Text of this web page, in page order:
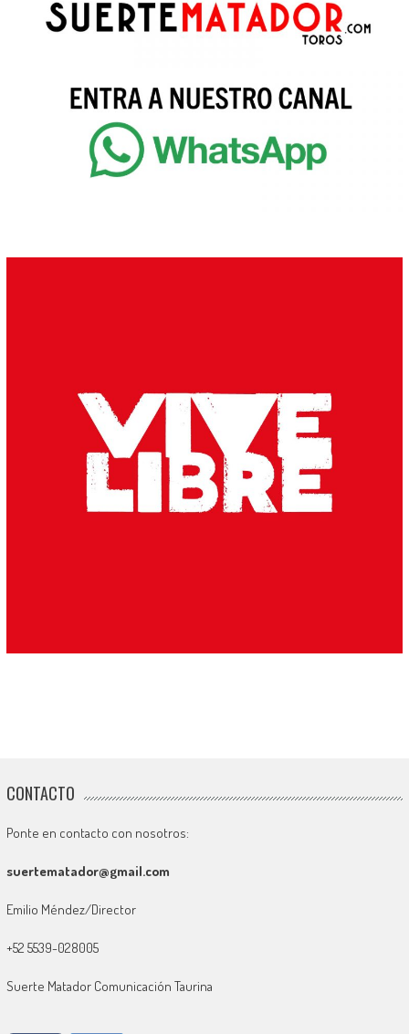
CONTACTO
Ponte en contacto con nosotros:
suertematador@gmail.com
Emilio Méndez/Director
+52 5539-028005
Suerte Matador Comunicación Taurina